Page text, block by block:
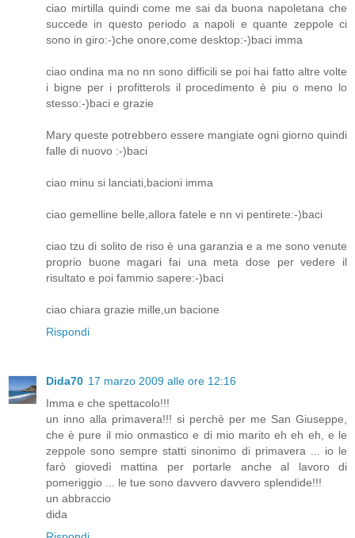
ciao mirtilla quindi come me sai da buona napoletana che
succede in questo periodo a napoli e quante zeppole ci
sono in giro:-)che onore,come desktop:-)baci imma
ciao ondina ma no nn sono difficili se poi hai fatto altre volte
i bigne per i profitterols il procedimento è piu o meno lo
stesso:-)baci e grazie
Mary queste potrebbero essere mangiate ogni giorno quindi
falle di nuovo :-)baci
ciao minu si lanciati,bacioni imma
ciao gemelline belle,allora fatele e nn vi pentirete:-)baci
ciao tzu di solito de riso è una garanzia e a me sono venute
proprio buone magari fai una meta dose per vedere il
risultato e poi fammio sapere:-)baci
ciao chiara grazie mille,un bacione
Rispondi
Dida70 17 marzo 2009 alle ore 12:16
Imma e che spettacolo!!!
un inno alla primavera!!! si perchè per me San Giuseppe,
che è pure il mio onmastico e di mio marito eh eh eh, e le
zeppole sono sempre statti sinonimo di primavera ... io le
farò giovedì mattina per portarle anche al lavoro di
pomeriggio ... le tue sono davvero davvero splendide!!!
un abbraccio
dida